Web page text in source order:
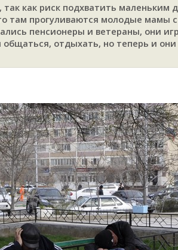
как риск подхватить маленьким
там прогуливаются молодые мамы
пенсионеры и ветераны, они
отдыхать, но теперь и они